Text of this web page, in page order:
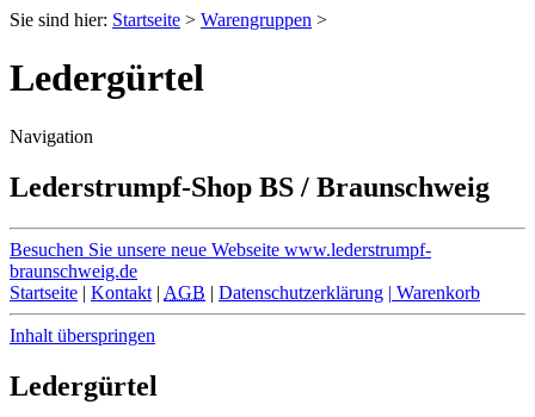
Sie sind hier: Startseite > Warengruppen >
Ledergürtel
Navigation
Lederstrumpf-Shop BS / Braunschweig
Besuchen Sie unsere neue Webseite www.lederstrumpf-
braunschweig.de
Startseite | Kontakt | AGB | Datenschutzerklärung | Warenkorb
Inhalt überspringen
Ledergürtel